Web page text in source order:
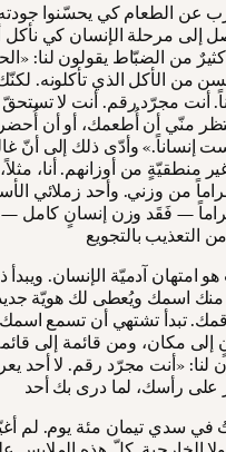
عن الطعام كي يحسّنوا جودته.
إلى مرحلة الإنسان كي نأكل
من الضبّاط يقولون لنا:
من الأكل الذي تأكلونه.
أنت مجرّد رقم. أنت لا
منّي أن أُطعمك، أو أن
إنساناً.» وأدّى ذلك إلى أنّ
منطقيّةٍ من أوزانهم. أنا،
من وزني. وأحد زملائي
— فَقَد وزن إنسانٍ كامل
امتهان آدميّة الإنسان.
منك اسمك ويُعطى لك هويّة
تبدأ تشتهي أن تسمع
مكان، ومن قائمة إلى
لنا: «أنت مجرّد رقم. لا أحد
في سدي تيمان مئة يوم. لم